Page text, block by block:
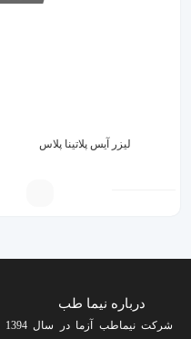
لیزر آیس پلاتینا پلاس
درباره نیما طب